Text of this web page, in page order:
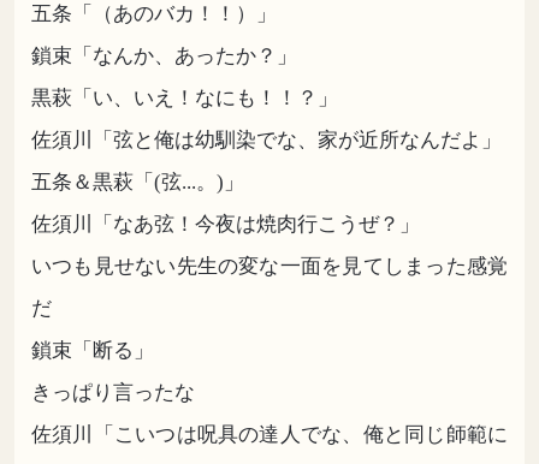
五条「（あのバカ！！）」
鎖束「なんか、あったか？」
黒萩「い、いえ！なにも！！？」
佐須川「弦と俺は幼馴染でな、家が近所なんだよ」
五条＆黒萩「(弦...。)」
佐須川「なあ弦！今夜は焼肉行こうぜ？」
いつも見せない先生の変な一面を見てしまった感覚
だ
鎖束「断る」
きっぱり言ったな
佐須川「こいつは呪具の達人でな、俺と同じ師範に